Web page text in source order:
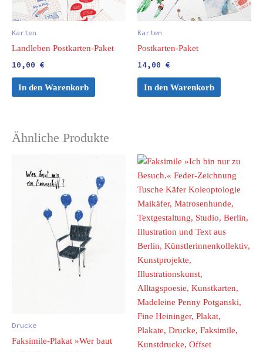
Karten
Landleben Postkarten-Paket
10,00 €
In den Warenkorb
Karten
Postkarten-Paket
14,00 €
In den Warenkorb
Ähnliche Produkte
Drucke
Faksimile-Plakat »Wer baut